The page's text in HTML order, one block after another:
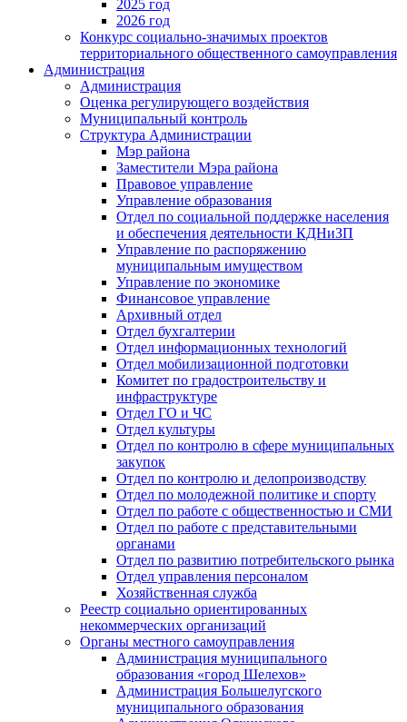
2025 год
2026 год
Конкурс социально-значимых проектов
территориального общественного самоуправления
Администрация
Администрация
Оценка регулирующего воздействия
Муниципальный контроль
Структура Администрации
Мэр района
Заместители Мэра района
Правовое управление
Управление образования
Отдел по социальной поддержке населения
и обеспечения деятельности КДНиЗП
Управление по распоряжению
муниципальным имуществом
Управление по экономике
Финансовое управление
Архивный отдел
Отдел бухгалтерии
Отдел информационных технологий
Отдел мобилизационной подготовки
Комитет по градостроительству и
инфраструктуре
Отдел ГО и ЧС
Отдел культуры
Отдел по контролю в сфере муниципальных
закупок
Отдел по контролю и делопроизводству
Отдел по молодежной политике и спорту
Отдел по работе с общественностью и СМИ
Отдел по работе с представительными
органами
Отдел по развитию потребительского рынка
Отдел управления персоналом
Хозяйственная служба
Реестр социально ориентированных
некоммерческих организаций
Органы местного самоуправления
Администрация муниципального
образования «город Шелехов»
Администрация Большелугского
муниципального образования